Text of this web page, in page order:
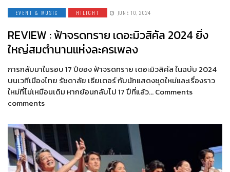
EVENT & MUSIC HILIGHT JUNE 10, 2024
REVIEW : ฟ้าจรดทราย เดอะมิวสิคัล 2024 ยิ่ง
ใหญ่สมตำนานแห่งละครเพลง
การกลับมาในรอบ 17 ปีของ ฟ้าจรดทราย เดอะมิวสิคัล ในฉบับ 2024
บนเวทีเมืองไทย รัชดาลัย เธียเตอร์ กับนักแสดงชุดใหม่และเรื่องราว
ใหม่ที่ไม่เหมือนเดิม หากย้อนกลับไป 17 ปีที่แล้ว… Comments
comments